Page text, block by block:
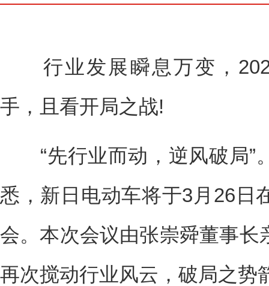
行业发展瞬息万变，
手，且看开局之战!
“先行业而动，逆风破局”
悉，新日电动车将于3月26日
会。本次会议由张崇舜董事长
再次搅动行业风云，破局之势